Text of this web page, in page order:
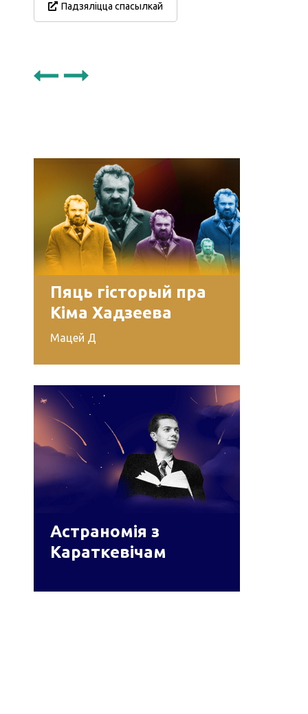
Падзяліцца спасылкай
Пяць гісторый пра
Кіма Хадзеева
Мацей Д
Астраномія з
Караткевічам